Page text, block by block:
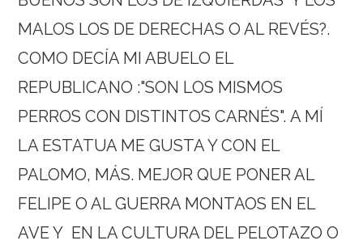
MALOS LOS DE DERECHAS O AL REVÉS?.
COMO DECÍA MI ABUELO EL
REPUBLICANO :"SON LOS MISMOS
PERROS CON DISTINTOS CARNÉS". A MÍ
LA ESTATUA ME GUSTA Y CON EL
PALOMO, MÁS. MEJOR QUE PONER AL
FELIPE O AL GUERRA MONTAOS EN EL
AVE Y EN LA CULTURA DEL PELOTAZO O